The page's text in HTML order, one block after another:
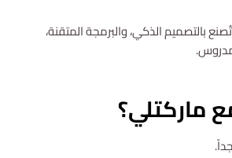
تُصنع بالتصميم الذكي، والبرمجة المتقنة،
ماركتلي؟